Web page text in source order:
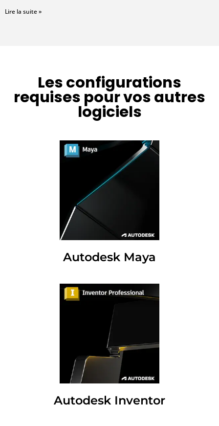
Lire la suite »
Les configurations
requises pour vos autres
logiciels
Autodesk Maya
Autodesk Inventor